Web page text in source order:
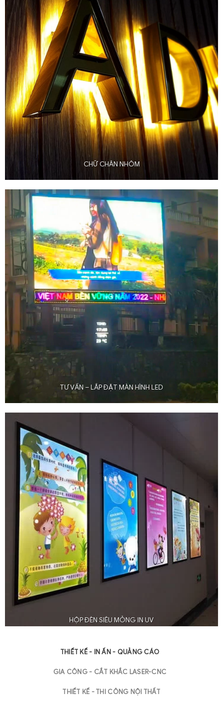
CHỮ CHÂN NHÔM
TƯ VẤN – LẮP ĐẶT MÀN HÌNH LED
HỘP ĐÈN SIÊU MỎNG IN UV
THIẾT KẾ - IN ẤN - QUẢNG CÁO
GIA CÔNG - CẮT KHẮC LASER-CNC
THIẾT KẾ - THI CÔNG NỘI THẤT